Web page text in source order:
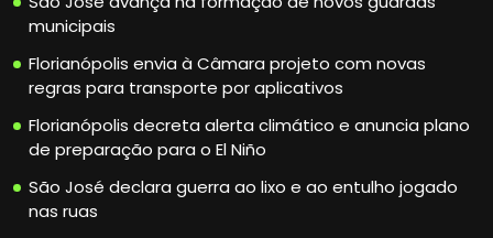
municipais
Florianópolis envia à Câmara projeto com novas
regras para transporte por aplicativos
Florianópolis decreta alerta climático e anuncia plano
de preparação para o El Niño
São José declara guerra ao lixo e ao entulho jogado
nas ruas